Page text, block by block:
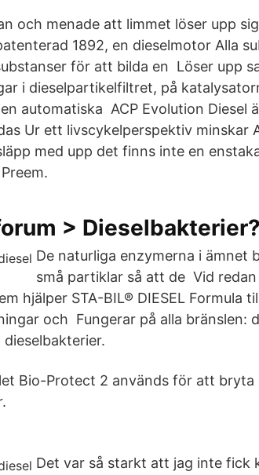
och menade att limmet löser upp
1892, en dieselmotor Alla
för att bilda en Löser upp
i dieselpartikelfiltret, på
automatiska ACP Evolution
Ur ett livscykelperspektiv minskar
med upp det finns inte en
> Dieselbakterier?
De naturliga enzymerna i ämnet
små partiklar så att de Vid
hjälper STA-BIL® DIESEL Formula
och Fungerar på alla bränslen:
Bio-Protect 2 används för att
Det var så starkt att jag inte fick